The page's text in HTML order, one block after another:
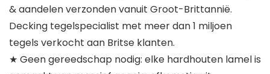
& aandelen verzonden vanuit Groot-Brittannië.
Decking tegelspecialist met meer dan 1 miljoen
tegels verkocht aan Britse klanten.
★ Geen gereedschap nodig: elke hardhouten lamel is